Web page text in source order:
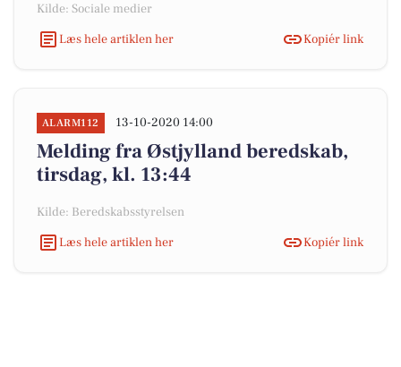
Kilde: Sociale medier
Læs hele artiklen her
Kopiér link
ALARM112 13-10-2020 14:00
Melding fra Østjylland beredskab,
tirsdag, kl. 13:44
Kilde: Beredskabsstyrelsen
Læs hele artiklen her
Kopiér link